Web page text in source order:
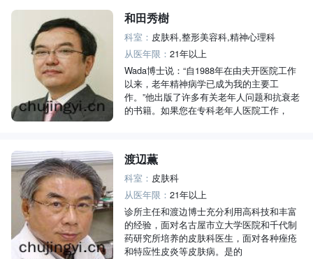
和田秀樹
科室： 皮肤科,整形美容科,精神心理科
从医年限：21年以上
Wada博士说：“自1988年在由夫开医院工作
以来，老年精神病学已成为我的主要工
作。”他出版了许多有关老年人问题和抗衰老
的书籍。如果您在专科老年人医院工作，
渡辺薫
科室： 皮肤科
从医年限：21年以上
诊所主任和渡边博士充分利用高科技和丰富
的经验，面对名古屋市立大学医院和千代制
药研究所培养的皮肤科医生，面对各种痤疮
和特应性皮炎等皮肤病。是的